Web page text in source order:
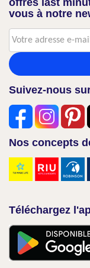
vous à notre
Suivez-nous
Nos concepts
Téléchargez